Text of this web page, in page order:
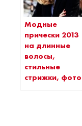
Модные
прически 2013
на длинные
волосы,
стильные
стрижки, фото